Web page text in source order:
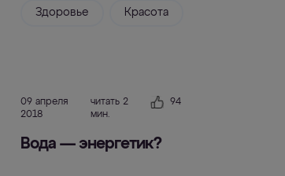
Здоровье Красота
09 апреля
2018
читать 2
мин.
94
Вода — энергетик?